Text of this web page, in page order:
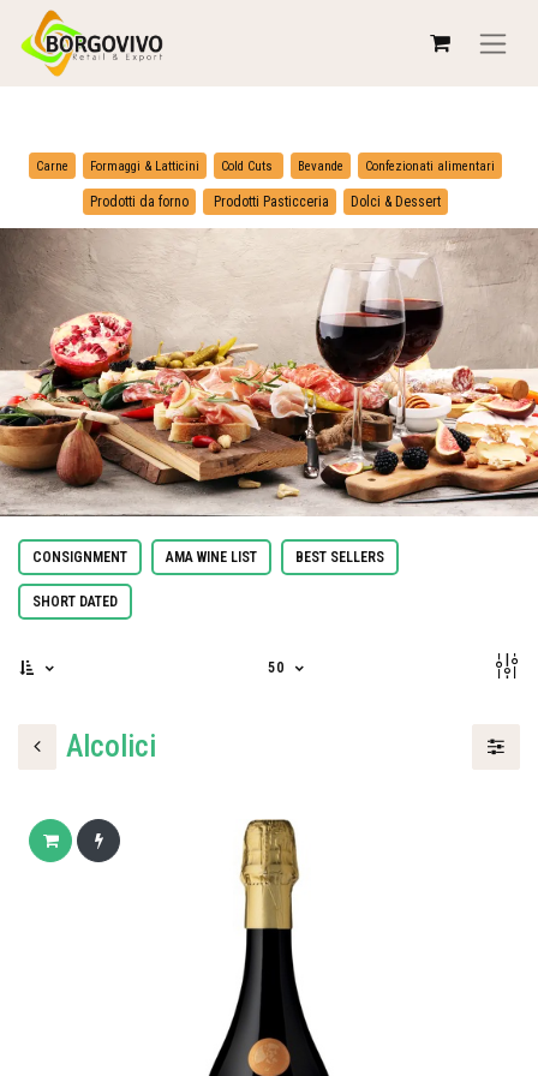
Carne Formaggi & Latticini Cold Cuts Bevande Confezionati alimentari
Prodotti da forno Prodotti Pasticceria Dolci & Dessert
CONSIGNMENT AMA WINE LIST BEST SELLERS
SHORT DATED
50
Alcolici
Add to cartBuy now